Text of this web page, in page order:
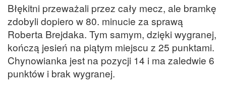
Błękitni przeważali przez cały mecz, ale bramkę
zdobyli dopiero w 80. minucie za sprawą
Roberta Brejdaka. Tym samym, dzięki wygranej,
kończą jesień na piątym miejscu z 25 punktami.
Chynowianka jest na pozycji 14 i ma zaledwie 6
punktów i brak wygranej.